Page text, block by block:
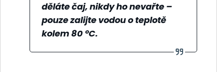
děláte čaj, nikdy ho nevařte –
pouze zalijte vodou o teplotě
kolem 80 °C.